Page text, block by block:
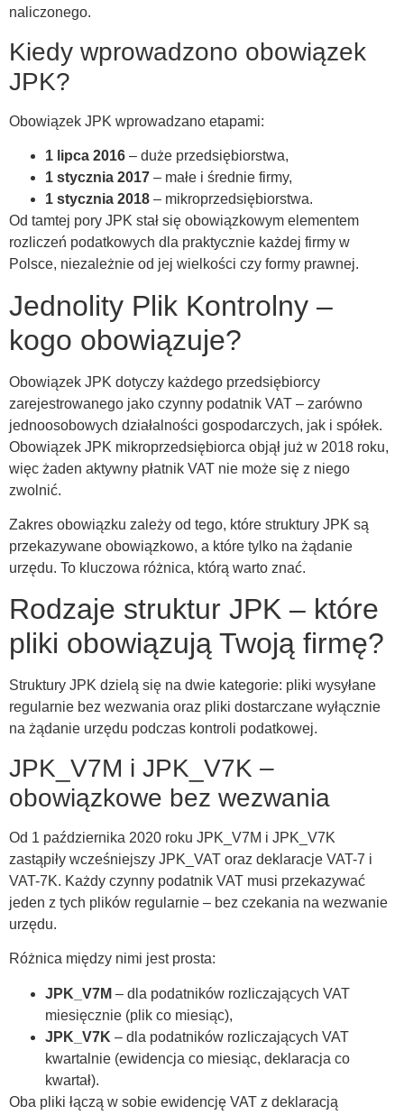
naliczonego.
Kiedy wprowadzono obowiązek
JPK?
Obowiązek JPK wprowadzano etapami:
1 lipca 2016 – duże przedsiębiorstwa,
1 stycznia 2017 – małe i średnie firmy,
1 stycznia 2018 – mikroprzedsiębiorstwa.
Od tamtej pory JPK stał się obowiązkowym elementem
rozliczeń podatkowych dla praktycznie każdej firmy w
Polsce, niezależnie od jej wielkości czy formy prawnej.
Jednolity Plik Kontrolny –
kogo obowiązuje?
Obowiązek JPK dotyczy każdego przedsiębiorcy
zarejestrowanego jako czynny podatnik VAT – zarówno
jednoosobowych działalności gospodarczych, jak i spółek.
Obowiązek JPK mikroprzedsiębiorca objął już w 2018 roku,
więc żaden aktywny płatnik VAT nie może się z niego
zwolnić.
Zakres obowiązku zależy od tego, które struktury JPK są
przekazywane obowiązkowo, a które tylko na żądanie
urzędu. To kluczowa różnica, którą warto znać.
Rodzaje struktur JPK – które
pliki obowiązują Twoją firmę?
Struktury JPK dzielą się na dwie kategorie: pliki wysyłane
regularnie bez wezwania oraz pliki dostarczane wyłącznie
na żądanie urzędu podczas kontroli podatkowej.
JPK_V7M i JPK_V7K –
obowiązkowe bez wezwania
Od 1 października 2020 roku JPK_V7M i JPK_V7K
zastąpiły wcześniejszy JPK_VAT oraz deklaracje VAT-7 i
VAT-7K. Każdy czynny podatnik VAT musi przekazywać
jeden z tych plików regularnie – bez czekania na wezwanie
urzędu.
Różnica między nimi jest prosta:
JPK_V7M – dla podatników rozliczających VAT
miesięcznie (plik co miesiąc),
JPK_V7K – dla podatników rozliczających VAT
kwartalnie (ewidencja co miesiąc, deklaracja co
kwartał).
Oba pliki łączą w sobie ewidencję VAT z deklaracją